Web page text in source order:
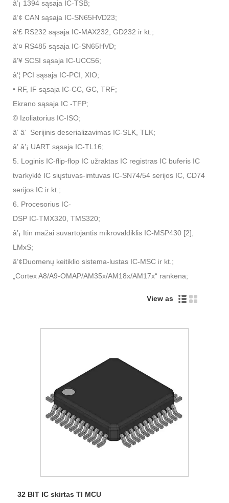
â’¡ 1394 sąsaja IC-TSB;
â‘¢ CAN sąsaja IC-SN65HVD23;
â‘£ RS232 sąsaja IC-MAX232, GD232 ir kt.;
â‘¤ RS485 sąsaja IC-SN65HVD;
â'¥ SCSI sąsaja IC-UCC56;
â‘¦ PCI sąsaja IC-PCI, XIO;
• RF, IF sąsaja IC-CC, GC, TRF;
Ekrano sąsaja IC -TFP;
© Izoliatorius IC-ISO;
â‘ â‘ Serijinis deserializavimas IC-SLK, TLK;
â’ â’¡ UART sąsaja IC-TL16;
5. Loginis IC-flip-flop IC užraktas IC registras IC buferis IC
tvarkyklė IC siųstuvas-imtuvas IC-SN74/54 serijos IC, CD74
serijos IC ir kt.;
6. Procesorius IC-
DSP IC-TMX320, TMS320;
â’¡ Itin mažai suvartojantis mikrovaldiklis IC-MSP430 [2],
LMxS;
â’¢Duomenų keitiklio sistema-lustas IC-MSC ir kt.;
„Cortex A8/A9-OMAP/AM35x/AM18x/AM17x“ rankena;
View as
32 BIT IC skirtas TI MCU